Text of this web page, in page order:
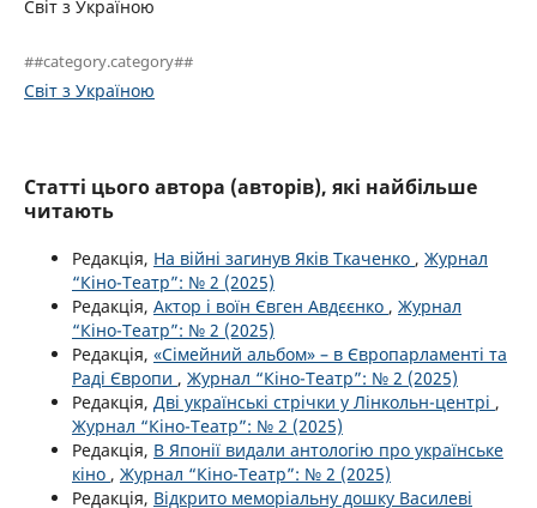
Світ з Україною
##category.category##
Світ з Україною
Статті цього автора (авторів), які найбільше
читають
Редакція, На війні загинув Яків Ткаченко , Журнал
“Кіно-Театр”: № 2 (2025)
Редакція, Актор і воїн Євген Авдєєнко , Журнал
“Кіно-Театр”: № 2 (2025)
Редакція, «Сімейний альбом» – в Європарламенті та
Раді Європи , Журнал “Кіно-Театр”: № 2 (2025)
Редакція, Дві українські стрічки у Лінкольн-центрі ,
Журнал “Кіно-Театр”: № 2 (2025)
Редакція, В Японії видали антологію про українське
кіно , Журнал “Кіно-Театр”: № 2 (2025)
Редакція, Відкрито меморіальну дошку Василеві